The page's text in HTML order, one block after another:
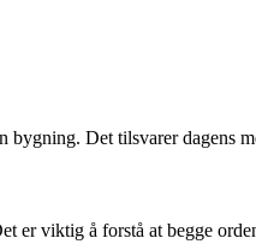
Det tilsvarer dagens
viktig å forstå at begge